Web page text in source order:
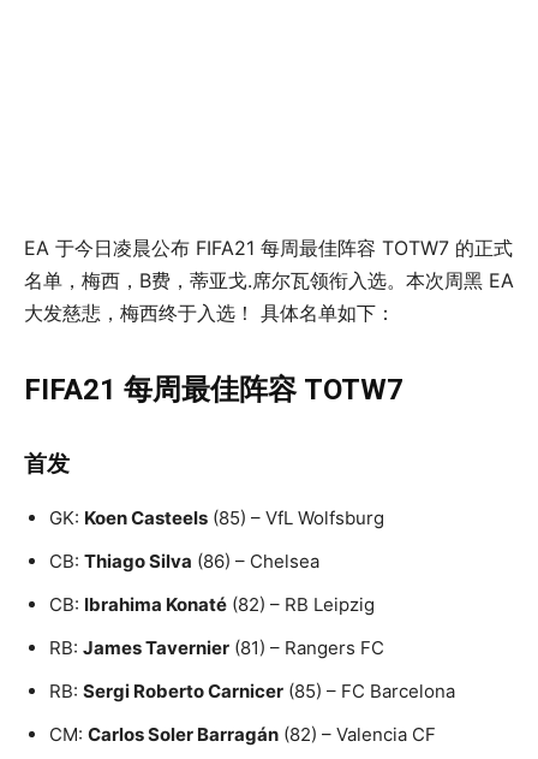
EA 于今日凌晨公布 FIFA21 每周最佳阵容 TOTW7 的正式
名单，梅西，B费，蒂亚戈.席尔瓦领衔入选。本次周黑 EA
大发慈悲，梅西终于入选！ 具体名单如下：
FIFA21 每周最佳阵容 TOTW7
首发
GK: Koen Casteels (85) – VfL Wolfsburg
CB: Thiago Silva (86) – Chelsea
CB: Ibrahima Konaté (82) – RB Leipzig
RB: James Tavernier (81) – Rangers FC
RB: Sergi Roberto Carnicer (85) – FC Barcelona
CM: Carlos Soler Barragán (82) – Valencia CF